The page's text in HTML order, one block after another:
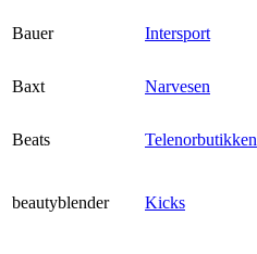
Bauer Intersport
Baxt
Narvesen
Beats Telenorbutikken
beautyblender Kicks